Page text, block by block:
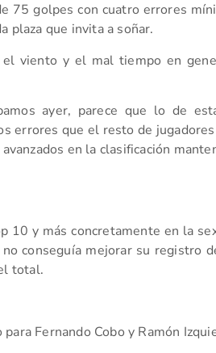
75 golpes con cuatro errores
plaza que invita a soñar.
viento y el mal tiempo en
ayer, parece que lo de
errores que el resto de
en la clasificación
10 y más concretamente en la
conseguía mejorar su registro
total.
Fernando Cobo y Ramón